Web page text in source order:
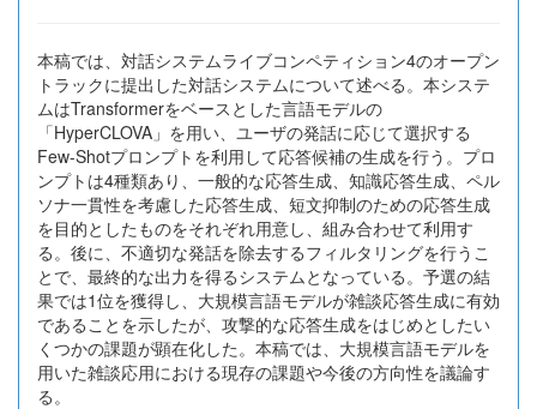
本稿では、対話システムライブコンペティション4のオープン
トラックに提出した対話システムについて述べる。本システ
ムはTransformerをベースとした言語モデルの
「HyperCLOVA」を用い、ユーザの発話に応じて選択する
Few-Shotプロンプトを利用して応答候補の生成を行う。プロ
ンプトは4種類あり、一般的な応答生成、知識応答生成、ペル
ソナ一貫性を考慮した応答生成、短文抑制のための応答生成
を目的としたものをそれぞれ用意し、組み合わせて利用す
る。後に、不適切な発話を除去するフィルタリングを行うこ
とで、最終的な出力を得るシステムとなっている。予選の結
果では1位を獲得し、大規模言語モデルが雑談応答生成に有効
であることを示したが、攻撃的な応答生成をはじめとしたい
くつかの課題が顕在化した。本稿では、大規模言語モデルを
用いた雑談応用における現存の課題や今後の方向性を議論す
る。